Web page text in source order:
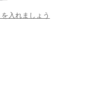
入れましょう